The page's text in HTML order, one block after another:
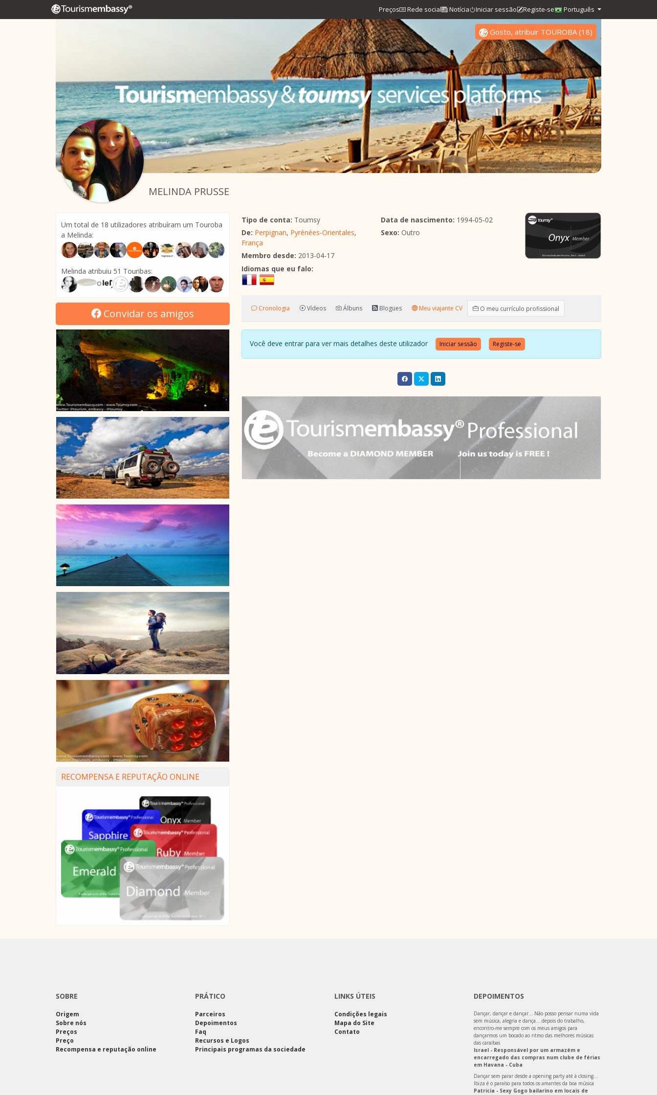
Preços Rede social Notícia Iniciar sessão Registe-se Português
MELINDA PRUSSE
Gosto, atribuir TOUROBA(18)
Um total de 18 utilizadores atribuíram um Touroba
a Melinda:
Melinda atribuiu 51 Touribas:
Convidar os amigos
RECOMPENSA E REPUTAÇÃO ONLINE
Tipo de conta: Toumsy
De: Perpignan, Pyrénées-Orientales,
França
Membro desde: 2013-04-17
Data de nascimento: 1994-05-02
Sexo: Outro
Idiomas que eu falo:
Cronologia Vídeos Álbuns Blogues Meu viajante CV O meu currículo profissional
Você deve entrar para ver mais detalhes deste utilizador Iniciar sessão Registe-se
SOBRE
Origem
Sobre nós
Preços
Preço
Recompensa e reputação online
PRÁTICO
Parceiros
Depoimentos
Faq
Recursos e Logos
Principais programas da sociedade
LINKS ÚTEIS
Condições legais
Mapa do Site
Contato
DEPOIMENTOS
Dançar, dançar e dançar… Não posso pensar numa vida
sem música, alegria e dança… depois do trabalho,
encontro-me sempre com os meus amigos para
dançarmos um bocado ao ritmo das melhores músicas
das caraíbas
Israel - Responsável por um armazém e
encarregado das compras num clube de férias
em Havana - Cuba
Dançar sem parar desde a opening party até à closing…
Ibiza é o paraíso para todos os amantes da boa música
Patricia - Sexy Gogo bailarino em locais de